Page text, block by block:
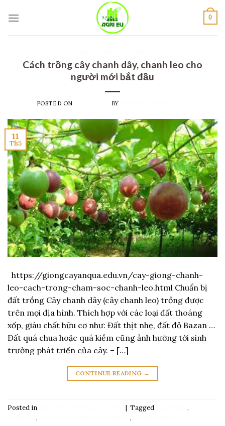
0
Cách trồng cây chanh dây, chanh leo cho
người mới bắt đầu
POSTED ON BY
11
Th5
https://giongcayanqua.edu.vn/cay-giong-chanh-
leo-cach-trong-cham-soc-chanh-leo.html Chuẩn bị
đất trồng Cây chanh dây (cây chanh leo) trồng được
trên mọi địa hình. Thích hợp với các loại đất thoáng
xốp, giàu chất hữu cơ như: Đất thịt nhẹ, đất đỏ Bazan …
Đất quá chua hoặc quá kiềm cũng ảnh hưởng tới sinh
trưởng phát triến của cây. – […]
CONTINUE READING →
Posted in | Tagged
,
, ,